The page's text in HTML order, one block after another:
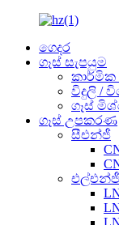
ගෙදර
ගෑස් සැපයුම
කාර්මික
විදුලි /
ගෑස්
ගෑස් උපකරණ
සීඑන්ජී
එල්එන්ජී